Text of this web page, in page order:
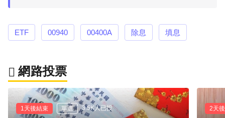
ETF 00940 00400A 除息 填息
網路投票
1天後結束 單選 3.5K人已投 2天